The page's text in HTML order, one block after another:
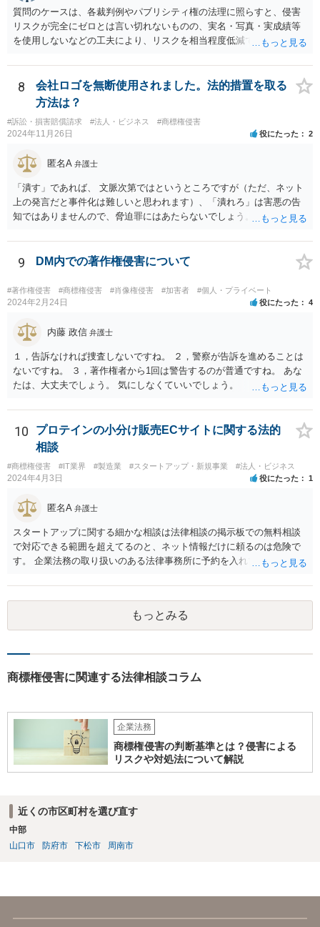
質問のケースは、各裁判例やパブリシティ権の法理に照らすと、侵害
リスクが完全にゼロとは言い切れないものの、実名・写真・実成績等
を使用しないなどの工夫により、リスクを相当程度低減できる設計に
推測できる」という点は、裁判で争われた場合に「専ら顧客吸引力の
利用を目的とする」と判断される余地を残すため、一定の注意が必要
です。 また、広告収益の有無は、侵害判断に一定の影響を与える可能
性がありますが、決定的要因ではありません。 パブリシティ権侵害の
成否は、主に「専ら顧客吸引力の利用を目的とするか」という点で判
断されます。広告収益があることは「商業的目的」を強く示す要素で
すが、それだけで直ちに侵害となるわけではありません。完全無償・
非営利であれば「表現の自由」「創作物」としての側面が強く評価さ
れる可能性があります。一方、広告収益がある場合は「商業利用」と
しての色彩が強まり、リスクが高まる可能性があります。 公開前に変
更・確認しておく事項については、公開の場でアドバイスするにも限
界があるかと思うので、資料等を持参の上、弁護士に相談されること
も一つかと存じます。
8
会社ロゴを無断使用されました。法的措置を取る
方法は？
#訴訟・損害賠償請求 #法人・ビジネス #商標権侵害
2024年11月26日 役にたった 2
匿名A 弁護士
「潰す」であれば、 文脈次第ではというところですが（ただ、ネット
上の発言だと事件化は難しいと思われます）、「潰れろ」は害悪の告
知ではありませんので、脅迫罪にはあたらないでしょう。 もっとも、
害として法的措置をとれる可能性はあります。
9 DM内での著作権侵害について
#著作権侵害 #商標権侵害 #肖像権侵害 #加害者 #個人・プライベート
2024年2月24日 役にたった 4
内藤 政信 弁護士
１，告訴なければ捜査しないですね。 ２，警察が告訴を進めることは
ないですね。 ３，著作権者から1回は警告するのが普通ですね。 あな
たは、大丈夫でしょう。 気にしなくていいでしょう。
10
プロテインの小分け販売ECサイトに関する法的
相談
#商標権侵害 #IT業界 #製造業 #スタートアップ・新規事業 #法人・ビジネス
2024年4月3日 役にたった 1
匿名A 弁護士
スタートアップに関する細かな相談は法律相談の掲示板での無料相談
で対応できる範囲を超えてるのと、ネット情報だけに頼るのは危険で
す。 企業法務の取り扱いのある法律事務所に予約を入れて、リーガル
す。
もっとみる
商標権侵害に関連する法律相談コラム
企業法務
商標権侵害の判断基準とは？侵害による
リスクや対処法について解説
近くの市区町村を選び直す
中部
山口市
防府市 下松市 周南市